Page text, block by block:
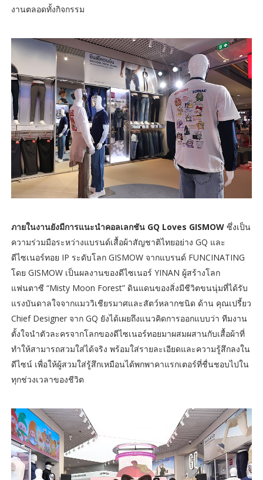
งานตลอดทั้งกิจกรรม
ภายในงานยังมีการแนะนำคอลเลกชัน GQ Loves GISMOWซึ่งเป็น
ความร่วมมือระหว่างแบรนด์เสื้อผ้าสัญชาติไทยอย่าง GQ และ
ดีไซเนอร์ทอย IP ระดับโลก GISMOW จากแบรนด์ FUNCINATING
โดย GISMOW เป็นผลงานของดีไซเนอร์ YINAN ผู้สร้างโลก
แฟนตาซี “Misty Moon Forest” ดินแดนของสิ่งมีชีวิตขนนุ่มที่ได้รับ
แรงบันดาลใจจากแมววิเชียรมาศและสัตว์หลากชนิด ด้าน คุณเปรี้ยว
Chief Designer จาก GQ ยังได้เผยถึงแนวคิดการออกแบบว่า ทีมงาน
ตั้งใจนำตัวละครจากโลกของดีไซเนอร์ทอยมาผสมผสานกับเสื้อผ้าที่
ทำให้สามารถสวมใส่ได้จริง พร้อมใส่รายละเอียดและความรู้สึกลงใน
ดีไซน์ เพื่อให้ผู้สวมใส่รู้สึกเหมือนได้พกพาคาแรกเตอร์ที่ชื่นชอบไปใน
ทุกช่วงเวลาของชีวิต